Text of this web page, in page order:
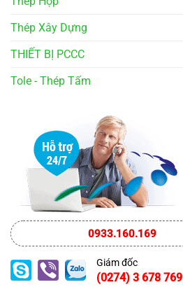
Thép Xây Dựng
THIẾT BỊ PCCC
Tole - Thép Tấm
0933.160.169
Giám đốc
(0274) 3 678 769